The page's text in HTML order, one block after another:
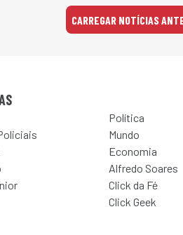
CARREGAR NOTÍCIAS
Política
Mundo
Economia
Alfredo Soares
Click da Fé
Click Geek